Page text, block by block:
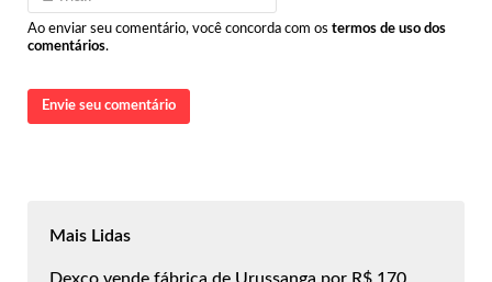
Ao enviar seu comentário, você concorda com os termos de uso dos
comentários.
Envie seu comentário
Mais Lidas